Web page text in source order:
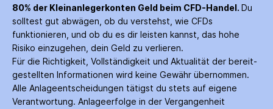
80% der Kleinanleger­konten Geld beim CFD-Handel. Du
solltest gut abwägen, ob du verstehst, wie CFDs
funktionieren, und ob du es dir leisten kannst, das hohe
Risiko einzugehen, dein Geld zu verlieren.
Für die Richtigkeit, Vollständigkeit und Aktualität der bereit­
gestellten Informationen wird keine Gewähr über­nommen.
Alle Anlage­entscheidungen tätigst du stets auf eigene
Verantwortung. Anlage­erfolge in der Ver­gangenheit